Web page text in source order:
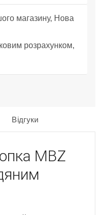
магазину, Нова
розрахунком,
Відгуки
MBZ